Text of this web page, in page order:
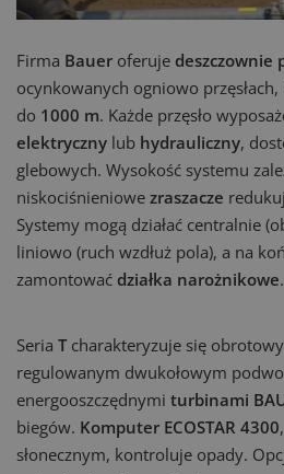
Firma Bauer oferuje deszczownie
ocynkowanych ogniowo
do 1000 m. Każde przęsło
elektryczny lub hydrauliczny,
glebowych. Wysokość systemu
niskociśnieniowe zraszacze
Systemy mogą działać centralnie
liniowo (ruch wzdłuż pola), a na
zamontować działka narożnikowe.
Seria Tcharakteryzuje się
regulowanym dwukołowym
energooszczędnymi turbinami
biegów. Komputer ECOSTAR 4300
słonecznym, kontroluje opady.